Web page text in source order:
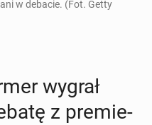
w debacie. (Fot. Getty
wygrał
z pre­mie­